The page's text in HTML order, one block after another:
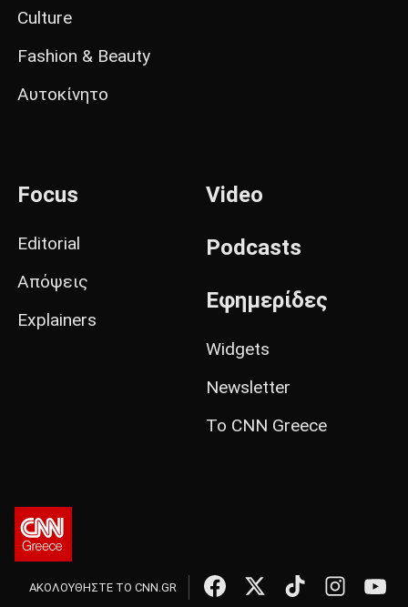
Culture
Fashion & Beauty
Αυτοκίνητο
Focus
Editorial
Απόψεις
Explainers
Video
Podcasts
Εφημερίδες
Widgets
Newsletter
Το CNN Greece
ΑΚΟΛΟΥΘΗΣΤΕ ΤΟ CNN.GR